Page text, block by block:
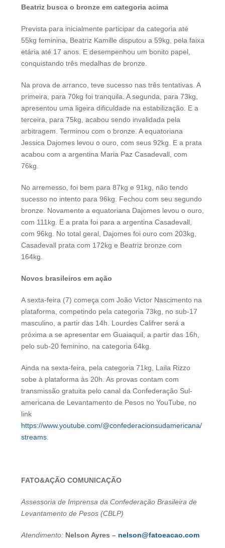
Beatriz busca o bronze em categoria acima
Prevista para inicialmente participar da categoria até
55kg feminina, Beatriz Kamille disputou a 59kg, pela faixa
etária até 17 anos. E desempenhou um bonito papel,
conquistando três medalhas de bronze.
Na prova de arranco, teve sucesso nas três tentativas. A
primeira, para 70kg foi tranquila. A segunda, para 73kg,
apresentou uma ligeira dificuldade na estabilização. E a
terceira, para 75kg, acabou sendo invalidada pela
arbitragem. Terminou com o bronze. A equatoriana
Jessica Dajomes levou o ouro, com seus 92kg. E a prata
acabou com a argentina Maria Paz Casadevall, com
76kg.
No arremesso, foi bem para 87kg e 91kg, não tendo
sucesso no intento para 96kg. Fechou com seu segundo
bronze. Novamente a equatoriana Dajomes levou o ouro,
com 111kg. E a prata foi para a argentina Casadevall,
com 96kg. No total geral, Dajomes foi ouro com 203kg,
Casadevall prata com 172kg e Beatriz bronze com
164kg.
Novos brasileiros em ação
A sexta-feira (7) começa com João Victor Nascimento na
plataforma, competindo pela categoria 73kg, no sub-17
masculino, a partir das 14h. Lourdes Califrer será a
próxima a se apresentar em Guaiaquil, a partir das 16h,
pelo sub-20 feminino, na categoria 64kg.
Ainda na sexta-feira, pela categoria 71kg, Laila Rizzo
sobe à plataforma às 20h. As provas contam com
transmissão gratuita pelo canal da Confederação Sul-
americana de Levantamento de Pesos no YouTube, no
link
https://www.youtube.com/@confederacionsudamericana/
streams
FATO&AÇÃO COMUNICAÇÃO
Assessoria de Imprensa da Confederação Brasileira de
Levantamento de Pesos (CBLP)
Atendimento: Nelson Ayres – nelson@fatoeacao.com